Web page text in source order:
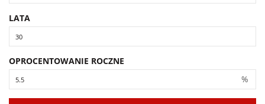
LATA
OPROCENTOWANIE ROCZNE
%